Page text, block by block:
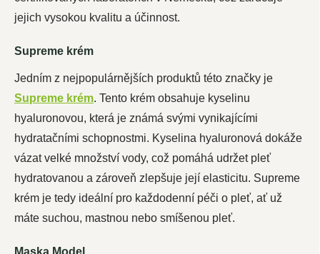
jejich vysokou kvalitu a účinnost.
Supreme krém
Jedním z nejpopulárnějších produktů této značky je
Supreme krém. Tento krém obsahuje kyselinu
hyaluronovou, která je známá svými vynikajícími
hydratačními schopnostmi. Kyselina hyaluronová dokáže
vázat velké množství vody, což pomáhá udržet pleť
hydratovanou a zároveň zlepšuje její elasticitu. Supreme
krém je tedy ideální pro každodenní péči o pleť, ať už
máte suchou, mastnou nebo smíšenou pleť.